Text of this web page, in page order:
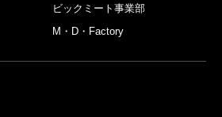
ビックミート事業部
M・D・Factory